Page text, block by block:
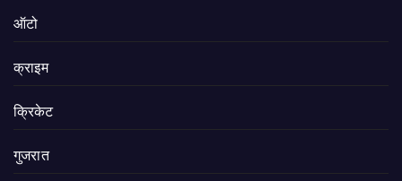
ऑटो
क्राइम
क्रिकेट
गुजरात